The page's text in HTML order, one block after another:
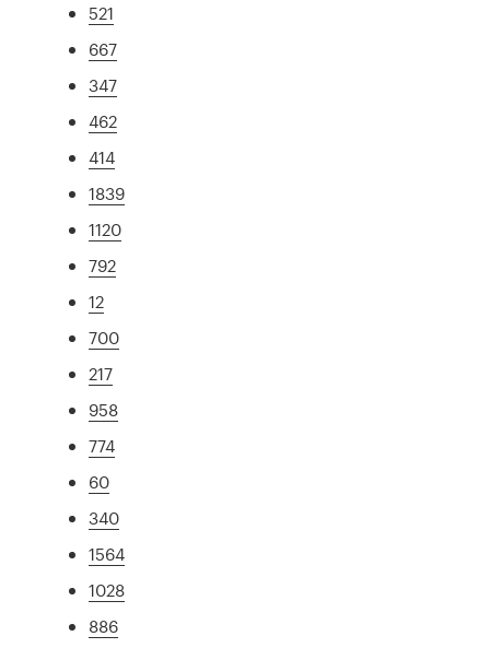
521
667
347
462
414
1839
1120
792
12
700
217
958
774
60
340
1564
1028
886